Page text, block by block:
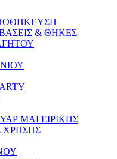
& ΘΗΚΕΣ
ΜΑΓΕΙΡΙΚΗΣ
ΧΡΗΣΗΣ